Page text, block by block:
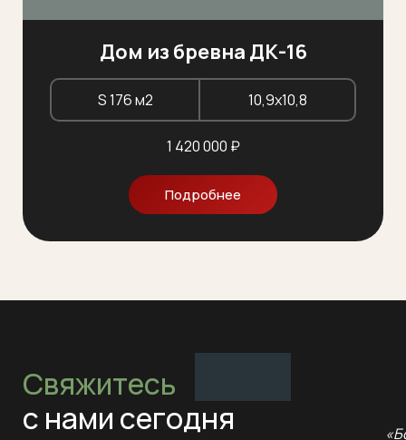
Дом из бревна ДК-16
S 176 м2 10,9х10,8
1 420 000 ₽
Подробнее
Свяжитесь
с нами сегодня